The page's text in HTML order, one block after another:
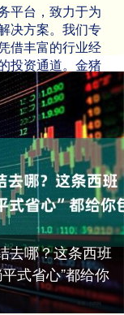
平台，致力于为
决方案。我们专
借丰富的行业经
投资通道。金猪
方案以及实时的
现财富增值。选
去哪？这条西班
式省心”都给你